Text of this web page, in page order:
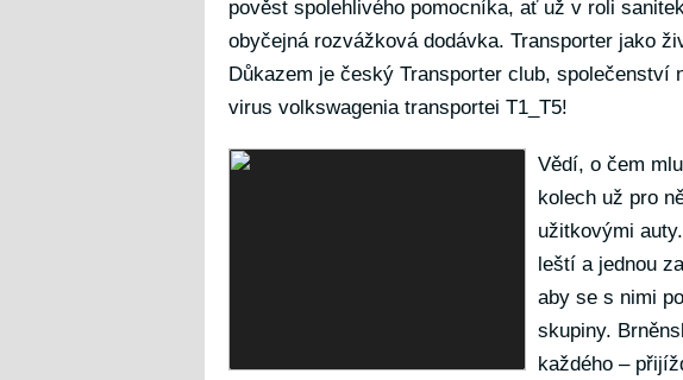
pověst spolehlivého pomocníka, ať už v roli
obyčejná rozvážková dodávka. Transporter jako
Důkazem je český Transporter club, společenství
virus volkswagenia transportei T1_T5!
Vědí, o čem
kolech už pro
užitkovými
leští a jednou
aby se s nimi
skupiny.
každého –